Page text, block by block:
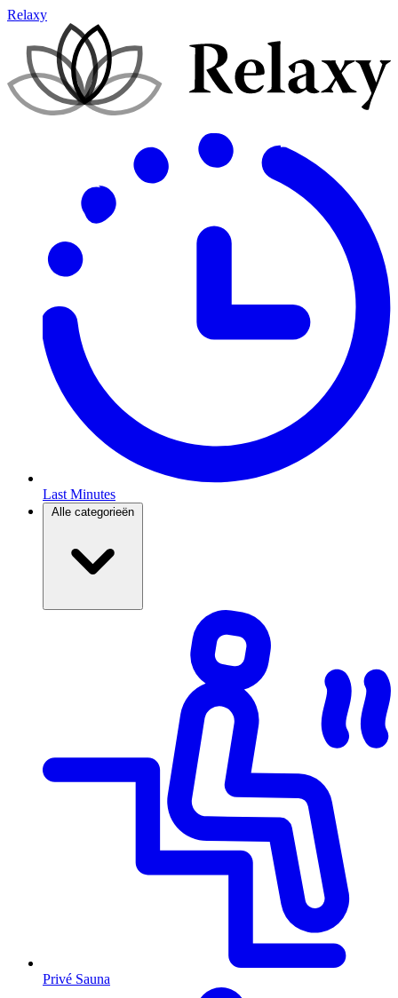
Relaxy
Last Minutes
Alle categorieën
Privé Sauna